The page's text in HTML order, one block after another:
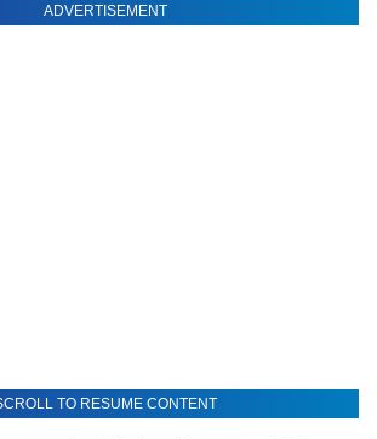
ADVERTISEMENT
TO RESUME CONTENT